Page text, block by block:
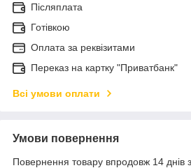
Післяплата
Готівкою
Оплата за реквізитами
Переказ на картку "Приватбанк"
Всі умови оплати
Умови повернення
Повернення товару впродовж 14 днів